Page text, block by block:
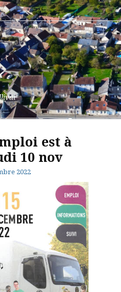
est à
10 nov
2022